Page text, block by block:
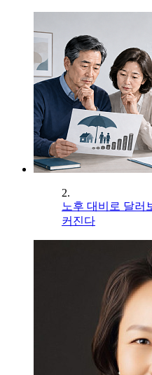
2.
노후 대비로 달러
커진다